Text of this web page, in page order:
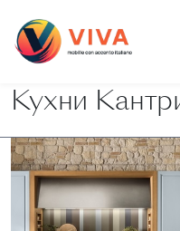
Кухни